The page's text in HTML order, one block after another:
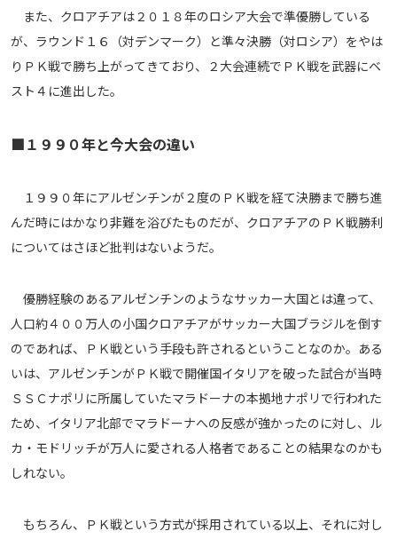
また、クロアチアは２０１８年のロシア大会で準優勝している
が、ラウンド１６（対デンマーク）と準々決勝（対ロシア）をやは
りＰＫ戦で勝ち上がってきており、２大会連続でＰＫ戦を武器にベ
スト４に進出した。
■１９９０年と今大会の違い
１９９０年にアルゼンチンが２度のＰＫ戦を経て決勝まで勝ち進
んだ時にはかなり非難を浴びたものだが、クロアチアのＰＫ戦勝利
についてはさほど批判はないようだ。
優勝経験のあるアルゼンチンのようなサッカー大国とは違って、
人口約４００万人の小国クロアチアがサッカー大国ブラジルを倒す
のであれば、ＰＫ戦という手段も許されるということなのか。ある
いは、アルゼンチンがＰＫ戦で開催国イタリアを破った試合が当時
ＳＳＣナポリに所属していたマラドーナの本拠地ナポリで行われた
ため、イタリア北部でマラドーナへの反感が強かったのに対し、ル
カ・モドリッチが万人に愛される人格者であることの結果なのかも
しれない。
もちろん、ＰＫ戦という方式が採用されている以上、それに対し